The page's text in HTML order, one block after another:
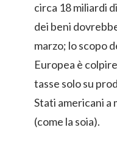
circa 18 miliardi
dei beni
marzo; lo scopo
Europea è
tasse solo su
Stati americani a
(come la soia).